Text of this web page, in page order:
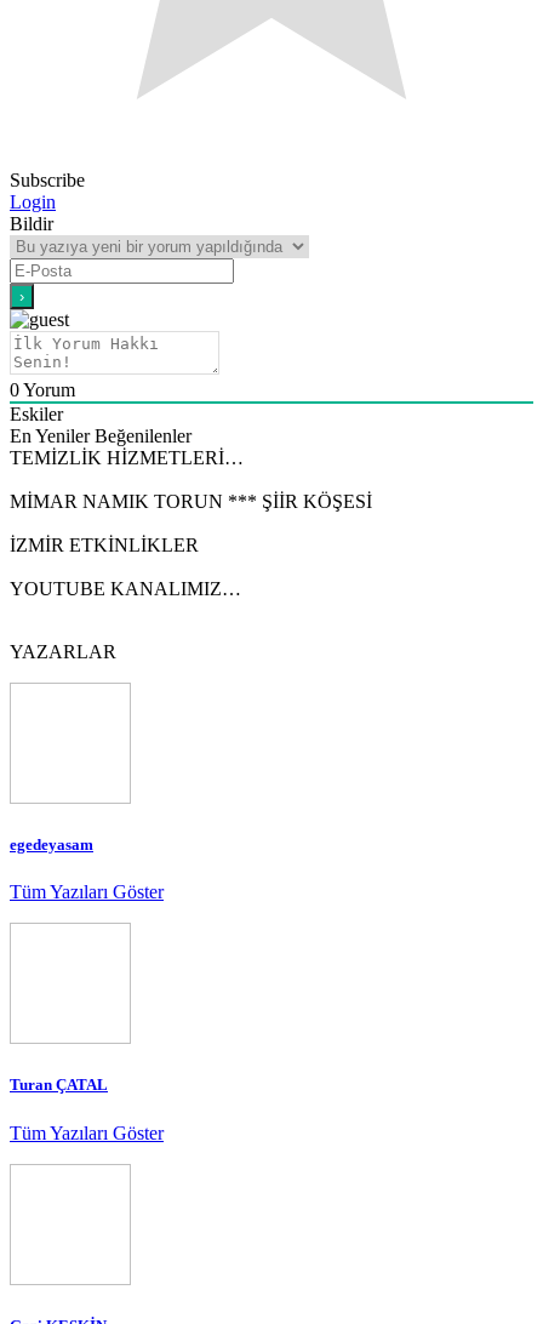
Subscribe
Login
Bildir
0Yorum
Eskiler
En Yeniler Beğenilenler
TEMİZLİK HİZMETLERİ…
MİMAR NAMIK TORUN *** ŞİİR KÖŞESİ
İZMİR ETKİNLİKLER
YOUTUBE KANALIMIZ…
YAZARLAR
egedeyasam
Tüm Yazıları Göster
Turan ÇATAL
Tüm Yazıları Göster